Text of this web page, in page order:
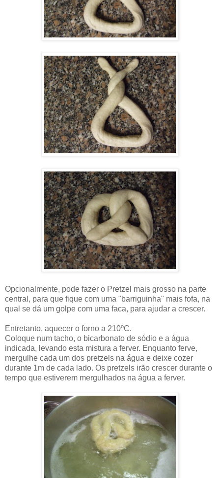
Opcionalmente, pode fazer o Pretzel mais grosso na parte
central, para que fique com uma "barriguinha" mais fofa, na
qual se dá um golpe com uma faca, para ajudar a crescer.
Entretanto, aquecer o forno a 210ºC.
Coloque num tacho, o bicarbonato de sódio e a água
indicada, levando esta mistura a ferver. Enquanto ferve,
mergulhe cada um dos pretzels na água e deixe cozer
durante 1m de cada lado. Os pretzels irão crescer durante o
tempo que estiverem mergulhados na água a ferver.